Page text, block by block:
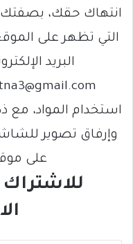
انتهاك حقك، بصفتك
التي تظهر على
البريد
استخدام المواد،
وإرفاق تصوير
على